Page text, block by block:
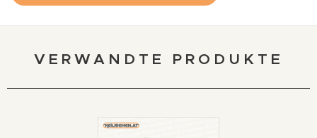
VERWANDTE PRODUKTE